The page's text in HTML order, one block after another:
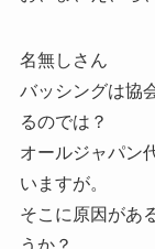
名無しさん
バッシングは協
るのでは？
オールジャパン
いますが。
そこに原因があ
うか？